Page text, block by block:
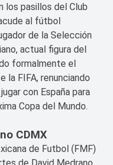
los pasillos del Club
al fútbol
de la Selección
actual figura del
formalmente el
la FIFA, renunciando
con España para
Copa del Mundo.
CDMX
de Futbol (FMF)